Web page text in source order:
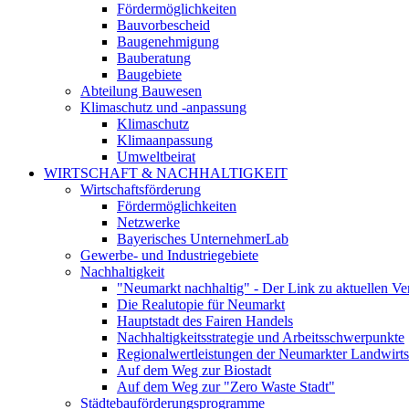
Fördermöglichkeiten
Bauvorbescheid
Baugenehmigung
Bauberatung
Baugebiete
Abteilung Bauwesen
Klimaschutz und -anpassung
Klimaschutz
Klimaanpassung
Umweltbeirat
WIRTSCHAFT & NACHHALTIGKEIT
Wirtschaftsförderung
Fördermöglichkeiten
Netzwerke
Bayerisches UnternehmerLab
Gewerbe- und Industriegebiete
Nachhaltigkeit
"Neumarkt nachhaltig" - Der Link zu aktuellen
Die Realutopie für Neumarkt
Hauptstadt des Fairen Handels
Nachhaltigkeitsstrategie und Arbeitsschwerpunkte
Regionalwertleistungen der Neumarkter
Auf dem Weg zur Biostadt
Auf dem Weg zur "Zero Waste Stadt"
Städtebauförderungsprogramme